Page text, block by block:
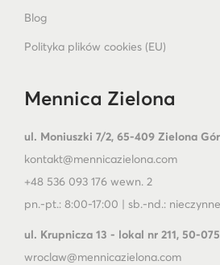
Blog
Polityka plików cookies (EU)
Mennica Zielona
ul. Moniuszki 7/2, 65-409 Zielona
kontakt@mennicazielona.com
+48 536 093 176 wewn. 2
pn.-pt.: 8:00-17:00 | sb.-nd.: nieczynne
ul. Krupnicza 13 - lokal nr 211, 50-
wroclaw@mennicazielona.com